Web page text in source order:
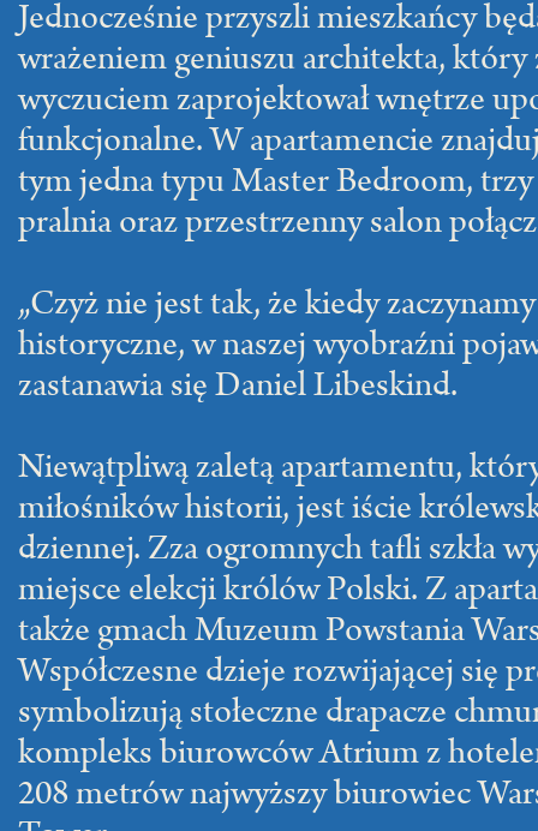
Jednocześnie przyszli mieszkańcy
wrażeniem geniuszu architekta, który
wyczuciem zaprojektował wnętrze
funkcjonalne. W apartamencie
tym jedna typu Master Bedroom, trzy
pralnia oraz przestrzenny salon
„Czyż nie jest tak, że kiedy
historyczne, w naszej wyobraźni
zastanawia się Daniel Libeskind.
Niewątpliwą zaletą apartamentu,
miłośników historii, jest iście
dziennej. Zza ogromnych tafli szkła
miejsce elekcji królów Polski. Z
także gmach Muzeum Powstania
Współczesne dzieje rozwijającej się
symbolizują stołeczne drapacze
kompleks biurowców Atrium z
208 metrów najwyższy biurowiec